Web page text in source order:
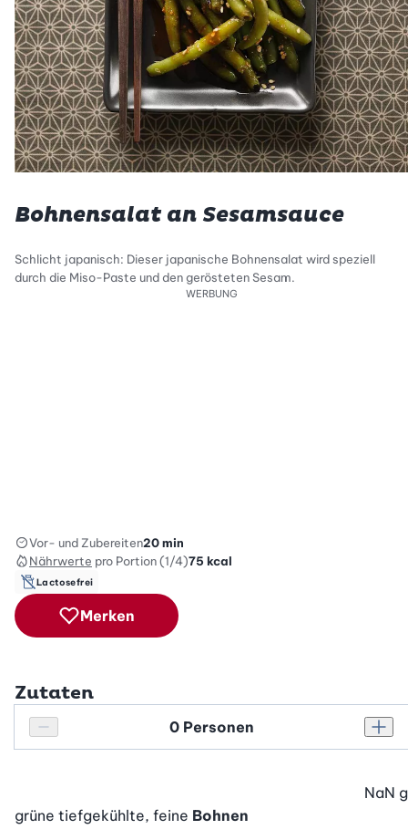
Bohnensalat an Sesamsauce
Schlicht japanisch: Dieser japanische Bohnensalat wird speziell
durch die Miso-Paste und den gerösteten Sesam.
WERBUNG
Vor- und Zubereiten20 min
Nährwerte pro Portion (1/4)75 kcal
Lactosefrei
Merken
Zutaten
Personenanzahl verringern
Personenanzahl
grüne tiefgekühlte, feine Bohnen
NaN g